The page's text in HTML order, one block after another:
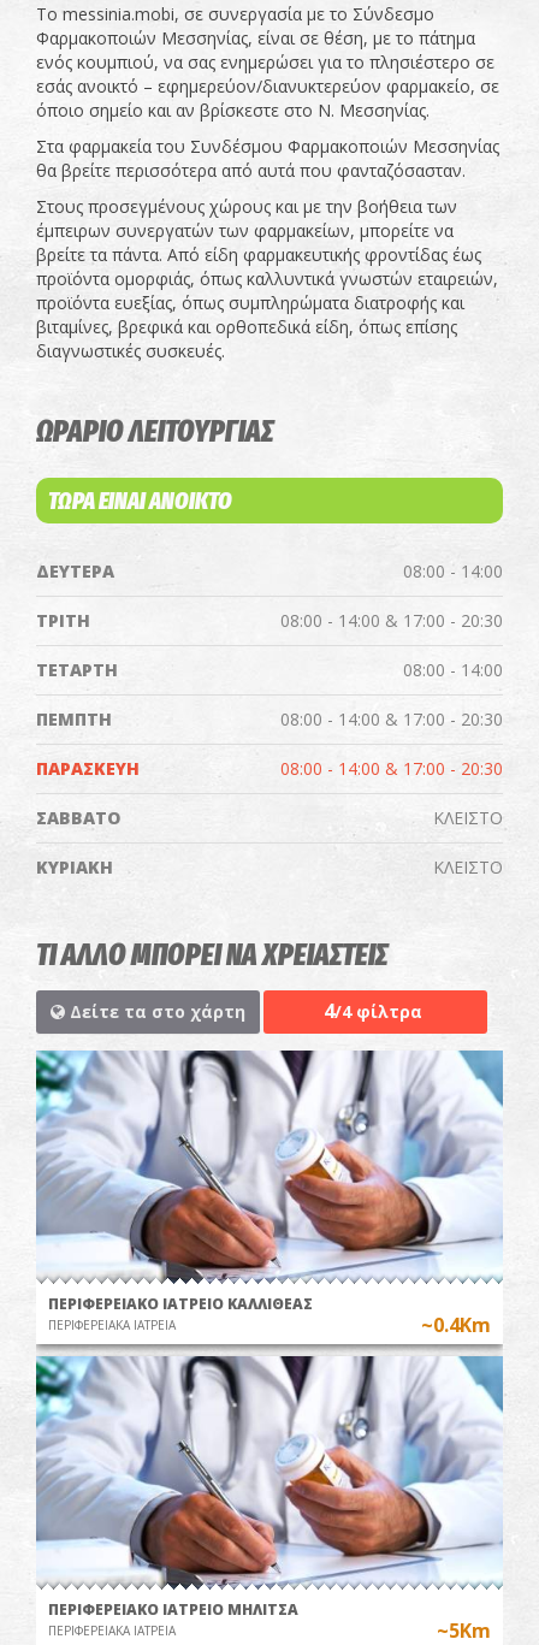
Το messinia.mobi, σε συνεργασία με το Σύνδεσμο
Φαρμακοποιών Μεσσηνίας, είναι σε θέση, με το πάτημα
ενός κουμπιού, να σας ενημερώσει για το πλησιέστερο σε
εσάς ανοικτό – εφημερεύον/διανυκτερεύον φαρμακείο, σε
όποιο σημείο και αν βρίσκεστε στο Ν. Μεσσηνίας.
Στα φαρμακεία του Συνδέσμου Φαρμακοποιών Μεσσηνίας
θα βρείτε περισσότερα από αυτά που φανταζόσασταν.
Στους προσεγμένους χώρους και με την βοήθεια των
έμπειρων συνεργατών των φαρμακείων, μπορείτε να
βρείτε τα πάντα. Από είδη φαρμακευτικής φροντίδας έως
προϊόντα ομορφιάς, όπως καλλυντικά γνωστών εταιρειών,
προϊόντα ευεξίας, όπως συμπληρώματα διατροφής και
βιταμίνες, βρεφικά και ορθοπεδικά είδη, όπως επίσης
διαγνωστικές συσκευές.
ΩΡΑΡΙΟ ΛΕΙΤΟΥΡΓΙΑΣ
ΤΩΡΑ ΕΙΝΑΙ ΑΝΟΙΚΤΟ
ΔΕΥΤΕΡΑ 08:00 - 14:00
ΤΡΙΤΗ 08:00 - 14:00 & 17:00 - 20:30
ΤΕΤΑΡΤΗ 08:00 - 14:00
ΠΕΜΠΤΗ 08:00 - 14:00 & 17:00 - 20:30
ΠΑΡΑΣΚΕΥΗ 08:00 - 14:00 & 17:00 - 20:30
ΣΑΒΒΑΤΟ ΚΛΕΙΣΤΟ
ΚΥΡΙΑΚΗ ΚΛΕΙΣΤΟ
ΤΙ ΑΛΛΟ ΜΠΟΡΕΙ ΝΑ ΧΡΕΙΑΣΤΕΙΣ
Δείτε τα στο χάρτη 4/4 φίλτρα
ΠΕΡΙΦΕΡΕΙΑΚΟ ΙΑΤΡΕΙΟ ΚΑΛΛΙΘΕΑΣ
ΠΕΡΙΦΕΡΕΙΑΚΑ ΙΑΤΡΕΙΑ ~0.4Km
ΠΕΡΙΦΕΡΕΙΑΚΟ ΙΑΤΡΕΙΟ ΜΗΛΙΤΣΑ
ΠΕΡΙΦΕΡΕΙΑΚΑ ΙΑΤΡΕΙΑ ~5Km